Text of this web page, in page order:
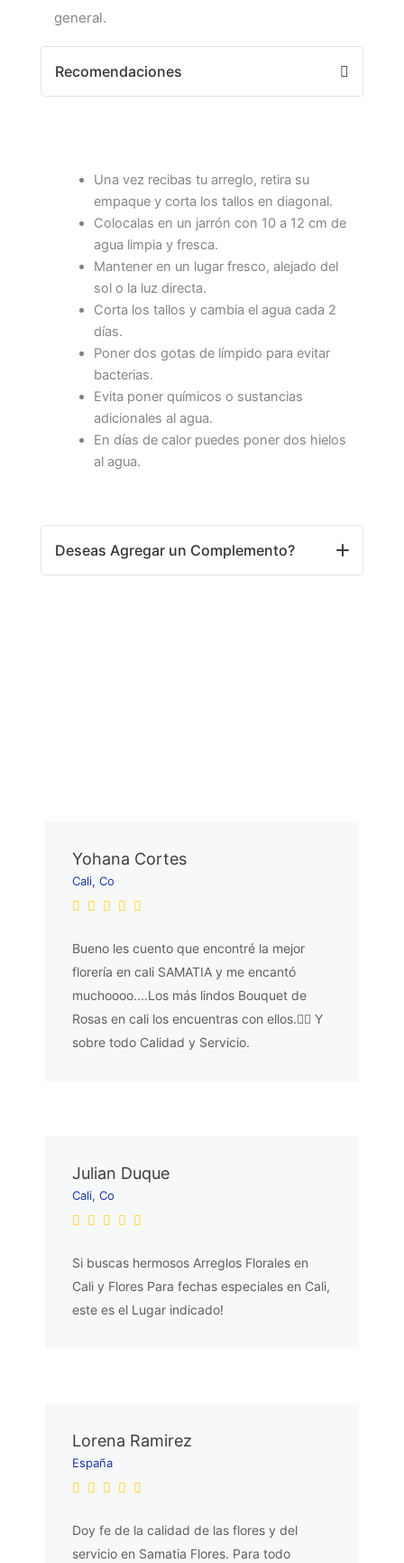
general.
Recomendaciones
Una vez recibas tu arreglo, retira su
empaque y corta los tallos en diagonal.
Colocalas en un jarrón con 10 a 12 cm de
agua limpia y fresca.
Mantener en un lugar fresco, alejado del
sol o la luz directa.
Corta los tallos y cambia el agua cada 2
días.
Poner dos gotas de límpido para evitar
bacterias.
Evita poner químicos o sustancias
adicionales al agua.
En días de calor puedes poner dos hielos
al agua.
Deseas Agregar un Complemento?
Yohana Cortes
Cali, Co
Bueno les cuento que encontré la mejor
florería en cali SAMATIA y me encantó
muchoooo....Los más lindos Bouquet de
Rosas en cali los encuentras con ellos.👌🏼 Y
sobre todo Calidad y Servicio.
Julian Duque
Cali, Co
Si buscas hermosos Arreglos Florales en
Cali y Flores Para fechas especiales en Cali,
este es el Lugar indicado!
Lorena Ramirez
España
Doy fe de la calidad de las flores y del
servicio en Samatia Flores. Para todo